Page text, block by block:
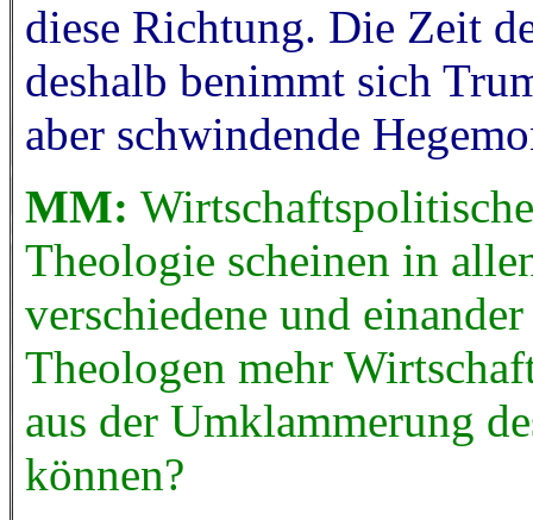
diese Richtung. Die Zeit
deshalb benimmt sich
aber schwindende
MM:
Theologie scheinen in
verschiedene und
Theologen mehr
aus der Umklammerung
können?